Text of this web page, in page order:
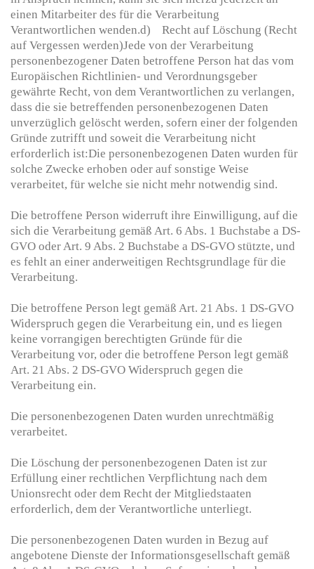
einen Mitarbeiter des für die Verarbeitung
Verantwortlichen wenden.d) Recht auf Löschung (Recht
auf Vergessen werden)Jede von der Verarbeitung
personenbezogener Daten betroffene Person hat das vom
Europäischen Richtlinien- und Verordnungsgeber
gewährte Recht, von dem Verantwortlichen zu verlangen,
dass die sie betreffenden personenbezogenen Daten
unverzüglich gelöscht werden, sofern einer der folgenden
Gründe zutrifft und soweit die Verarbeitung nicht
erforderlich ist:Die personenbezogenen Daten wurden für
solche Zwecke erhoben oder auf sonstige Weise
verarbeitet, für welche sie nicht mehr notwendig sind.
Die betroffene Person widerruft ihre Einwilligung, auf die
sich die Verarbeitung gemäß Art. 6 Abs. 1 Buchstabe a DS-
GVO oder Art. 9 Abs. 2 Buchstabe a DS-GVO stützte, und
es fehlt an einer anderweitigen Rechtsgrundlage für die
Verarbeitung.
Die betroffene Person legt gemäß Art. 21 Abs. 1 DS-GVO
Widerspruch gegen die Verarbeitung ein, und es liegen
keine vorrangigen berechtigten Gründe für die
Verarbeitung vor, oder die betroffene Person legt gemäß
Art. 21 Abs. 2 DS-GVO Widerspruch gegen die
Verarbeitung ein.
Die personenbezogenen Daten wurden unrechtmäßig
verarbeitet.
Die Löschung der personenbezogenen Daten ist zur
Erfüllung einer rechtlichen Verpflichtung nach dem
Unionsrecht oder dem Recht der Mitgliedstaaten
erforderlich, dem der Verantwortliche unterliegt.
Die personenbezogenen Daten wurden in Bezug auf
angebotene Dienste der Informationsgesellschaft gemäß